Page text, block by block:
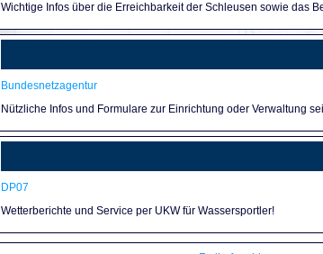
Wichtige Infos über die Erreichbarkeit der Schleusen sowie das
Bundesnetzagentur
Nützliche Infos und Formulare zur Einrichtung oder Verwaltung
DP07
Wetterberichte und Service per UKW für Wassersportler!